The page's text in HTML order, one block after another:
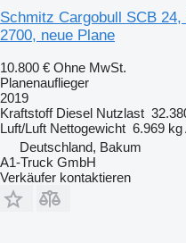
Schmitz Cargobull SCB
2700, neue Plane
10.800 € Ohne MwSt.
Planenauflieger
2019
Kraftstoff Diesel Nutzlast
Luft/Luft Nettogewicht 6.969 kg
Deutschland, Bakum
A1-Truck GmbH
Verkäufer kontaktieren